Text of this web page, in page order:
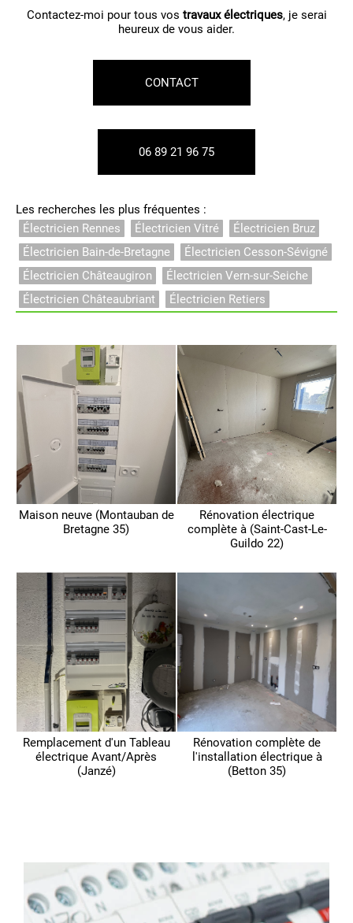
Contactez-moi pour tous vos travaux électriques, je serai
heureux de vous aider.
CONTACT
06 89 21 96 75
Les recherches les plus fréquentes :
Électricien Rennes
Électricien Vitré
Électricien Bruz
Électricien Bain-de-Bretagne
Électricien Cesson-Sévigné
Électricien Châteaugiron
Électricien Vern-sur-Seiche
Électricien Châteaubriant
Électricien Retiers
Maison neuve (Montauban de
Bretagne 35)
Rénovation électrique
complète à (Saint-Cast-Le-
Guildo 22)
Remplacement d'un Tableau
électrique Avant/Après
(Janzé)
Rénovation complète de
l'installation électrique à
(Betton 35)